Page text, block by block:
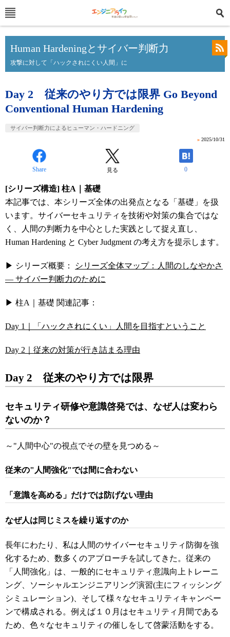
Human Hardeningとサイバー判断力
攻撃に対して「ハックされにくい人間」に
Day 2 従来のやり方では限界 Go Beyond
Conventional Human Hardening
サイバー判断力によるヒューマン・ハードニング
» 2025/10/31
Share 見る 0
[シリーズ構造] 柱A｜基礎
本記事では、本シリーズ全体の出発点となる「基礎」を扱
います。サイバーセキュリティを技術や対策の集合ではな
く、人間の判断力を中心とした実践として捉え直し、
Human Hardening と Cyber Judgment の考え方を提示します。
▶ シリーズ概要：
シリーズ全体マップ：人間のしなやかさ
― サイバー判断力のために
▶ 柱A｜基礎 関連記事：
Day 1｜「ハックされにくい」人間を目指すということ
Day 2｜従来の対策が行き詰まる理由
Day 2 従来のやり方では限界
セキュリティ研修や意識啓発では、なぜ人は変わら
ないのか？
～"人間中心"の視点でその壁を見つめる～
従来の" 人間強化"では間に合わない
「意識を高める」だけでは防げない理由
なぜ人は同じミスを繰り返すのか
長年にわたり、私は人間のサイバーセキュリティ防御を強
化するため、数多くのアプローチを試してきた。従来の
「人間強化」は、一般的にセキュリティ意識向上トレーニ
ング、ソーシャルエンジニアリング演習(主にフィッシング
シミュレーション)、そして様々なセキュリティキャンペー
ンで構成される。例えば１０月はセキュリティ月間である
ため、色々なセキュリティの催しをして啓蒙活動をする。